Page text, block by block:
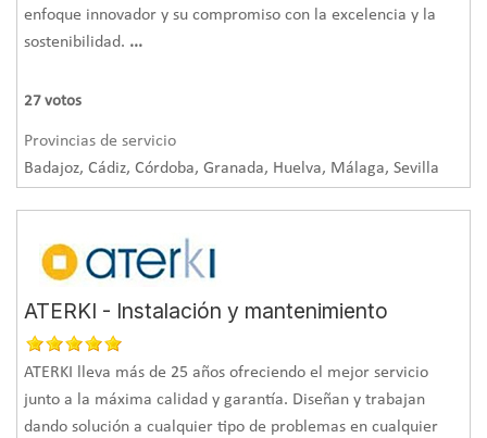
qué punto hay que intervenir para realizar una
El material.
PVC.... cada sistema de impermeabilización se ajusta a las
La instalación profesional.
impermeabilización es el responsable de sellar la
superficie a impermeabilizar aplicando el sistema elegido,
garantizando la continuidad de la capa impermeabilizante.
enfoque innovador y su compromiso con la excelencia y la
sostenibilidad. ...
27 votos
Provincias de servicio
Badajoz, Cádiz, Córdoba, Granada, Huelva, Málaga, Sevilla
ATERKI - Instalación y mantenimiento
ATERKI lleva más de 25 años ofreciendo el mejor servicio
junto a la máxima calidad y garantía. Diseñan y trabajan
dando solución a cualquier tipo de problemas en cualquier